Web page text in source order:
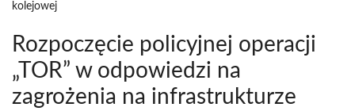
kolejowej
Rozpoczęcie policyjnej operacji
„TOR” w odpowiedzi na
zagrożenia na infrastrukturze